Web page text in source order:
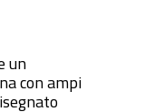
un
con ampi